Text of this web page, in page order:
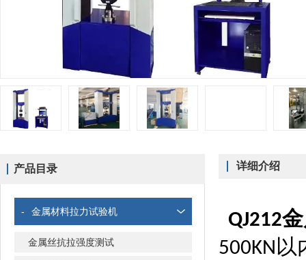
产品目录
- 金属材料拉力试验机
金属丝抗拉强度测试
详细介绍
QJ212
500KN以